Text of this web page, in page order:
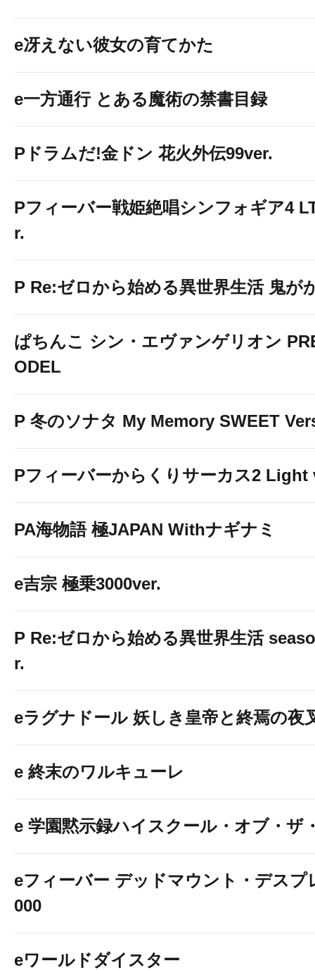
e冴えない彼女の育てかた
e一方通行 とある魔術の禁書目録
Pドラムだ!金ドン 花火外伝99ver.
Pフィーバー戦姫絶唱シンフォギア4
r.
P Re:ゼロから始める異世界生活 鬼が
ぱちんこ シン・エヴァンゲリオン
ODEL
P 冬のソナタ My Memory SWEET
Pフィーバーからくりサーカス2 Light
PA海物語 極JAPAN Withナギナミ
e吉宗 極乗3000ver.
P Re:ゼロから始める異世界生活
r.
eラグナドール 妖しき皇帝と終焉の夜
e 終末のワルキューレ
e 学園黙示録ハイスクール・オブ・ザ
eフィーバー デッドマウント・デスプ
000
eワールドダイスター